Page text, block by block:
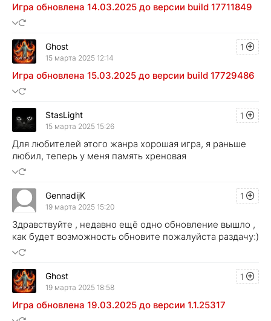
Игра обновлена 14.03.2025 до версии build 17711849
1
Ghost
15 марта 2025 12:14
Игра обновлена 15.03.2025 до версии build 17729486
1
StasLight
15 марта 2025 15:26
Для любителей этого жанра хорошая игра, я раньше
любил, теперь у меня память хреновая
1
GennadijK
19 марта 2025 15:20
Здравствуйте , недавно ещё одно обновление вышло ,
как будет возможность обновите пожалуйста раздачу:)
1
Ghost
19 марта 2025 18:58
Игра обновлена 19.03.2025 до версии 1.1.25317